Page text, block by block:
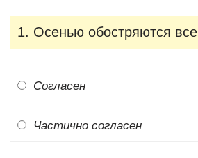
1. Осенью обостряются
Согласен
Частично согласен